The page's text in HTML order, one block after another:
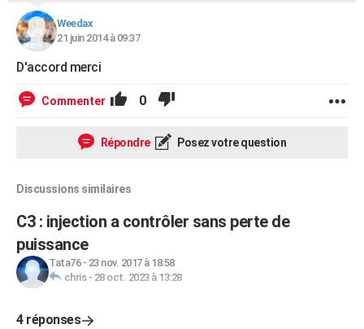
Weedax
21 juin 2014 à 09:37
D'accord merci
Commenter 0
Répondre Posez votre question
Discussions similaires
C3 : injection a contrôler sans perte de
puissance
Tata76- 23 nov. 2017 à 18:58
chris- 28 oct. 2023 à 13:28
4 réponses